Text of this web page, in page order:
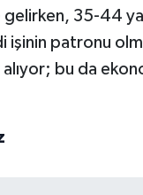
gelirken, 35-44
işinin patronu
bu da